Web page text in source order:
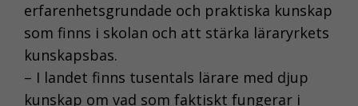
erfarenhetsgrundade och praktiska kunskap
som finns i skolan och att stärka läraryrkets
kunskapsbas.
– I landet finns tusentals lärare med djup
kunskap om vad som faktiskt fungerar i